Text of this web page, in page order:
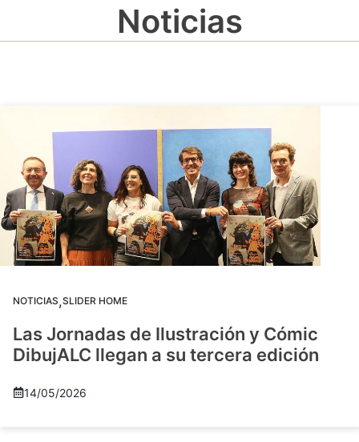
Noticias
NOTICIAS,SLIDER HOME
Las Jornadas de Ilustración y Cómic
DibujALC llegan a su tercera edición
14/05/2026